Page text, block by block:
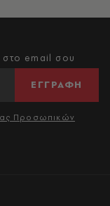
στο email σου
ΕΓΓΡΑΦΗ
Προσωπικών